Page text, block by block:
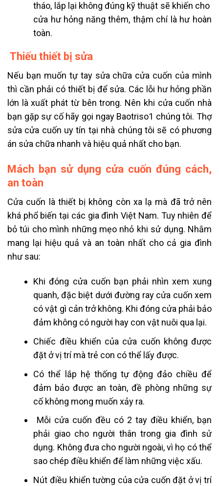
tháo, lắp lại không đúng kỹ thuật sẽ khiến cho
cửa hư hỏng năng thêm, thậm chí là hư hoàn
toàn.
Thiếu thiết bị sửa
Nếu bạn muốn tự tay sửa chữa cửa cuốn của mình
thì cần phải có thiết bị để sửa. Các lỗi hư hỏng phần
lớn là xuất phát từ bên trong. Nên khi cửa cuốn nhà
bạn gặp sự cố hãy gọi ngay Baotriso1 chúng tôi. Thợ
sửa cửa cuốn uy tín tại nhà chúng tôi sẽ có phương
án sửa chữa nhanh và hiệu quả nhất cho bạn.
Mách bạn sử dụng cửa cuốn đúng cách,
an toàn
Cửa cuốn là thiết bị không còn xa lạ mà đã trở nên
khá phổ biến tại các gia đình Việt Nam. Tuy nhiên để
bỏ túi cho mình những mẹo nhỏ khi sử dụng. Nhằm
mang lại hiệu quả và an toàn nhất cho cả gia đình
như sau:
Khi đóng cửa cuốn bạn phải nhìn xem xung
quanh, đặc biệt dưới đường ray cửa cuốn xem
có vật gì cản trở không. Khi đóng cửa phải bảo
đảm không có người hay con vật nuôi qua lại.
Chiếc điều khiển của cửa cuốn không được
đặt ở vị trí mà trẻ con có thể lấy được.
Có thể lắp hệ thống tự động đảo chiều để
đảm bảo được an toàn, đề phòng những sự
cố không mong muốn xảy ra.
Mỗi cửa cuốn đều có 2 tay điều khiển, bạn
phải giao cho người thân trong gia đình sử
dụng. Không đưa cho người ngoài, vì họ có thể
sao chép điều khiển để làm những việc xấu.
Nút điều khiển tường của cửa cuốn đặt ở vị trí